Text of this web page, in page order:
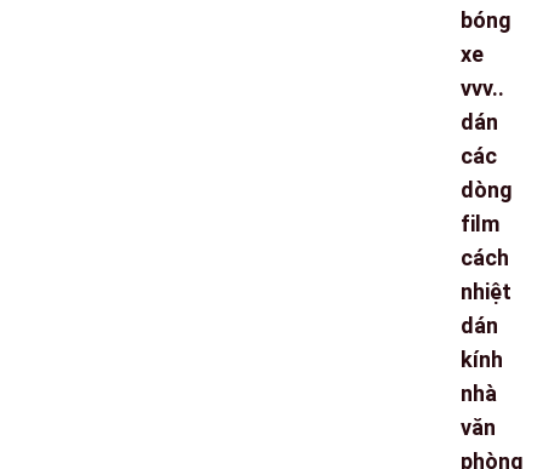
bóng
xe
vvv..
dán
các
dòng
film
cách
nhiệt
dán
kính
nhà
văn
phòng